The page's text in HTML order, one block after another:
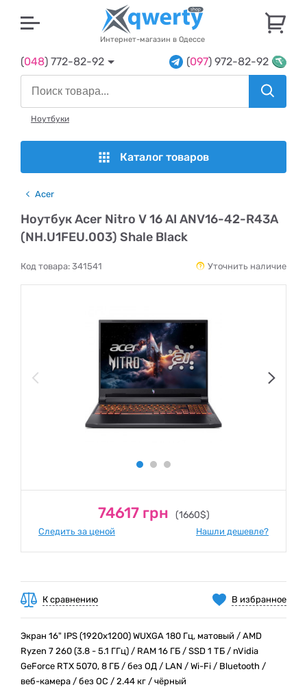
Интернет-магазин в Одессе
(048) 772-82-92 (097) 972-82-92
Ноутбуки
Каталог товаров
Acer
Ноутбук Acer Nitro V 16 AI ANV16-42-R43A
(NH.U1FEU.003) Shale Black
Код товара: 341541 Уточнить наличие
74617 грн (1660$)
Следить за ценой Нашли дешевле?
В избранное
К сравнению
Экран 16" IPS (1920x1200) WUXGA 180 Гц, матовый / AMD
Ryzen 7 260 (3.8 - 5.1 ГГц) / RAM 16 ГБ / SSD 1 ТБ / nVidia
GeForce RTX 5070, 8 ГБ / без ОД / LAN / Wi-Fi / Bluetooth /
веб-камера / без ОС / 2.44 кг / чёрный